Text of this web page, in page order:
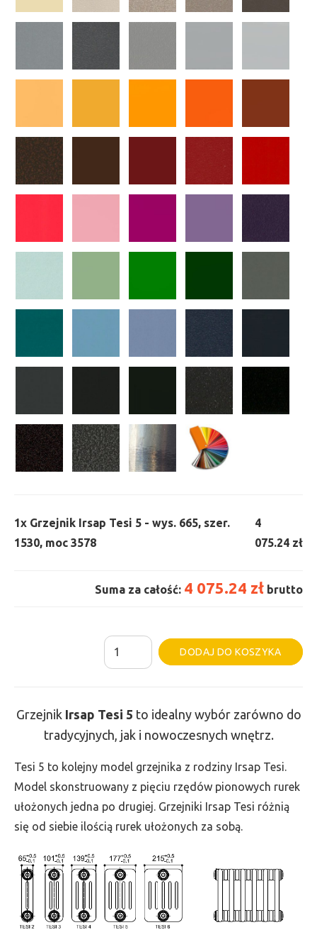
1x Grzejnik Irsap Tesi 5 - wys. 665, szer.
1530, moc 3578
4
075.24 zł
Suma za całość: 4 075.24 zł brutto
ilość
Grzejnik
-
wys.
665,
szer.
1530,
3578
DODAJ DO KOSZYKA
Grzejnik Irsap Tesi 5 to idealny wybór zarówno do
tradycyjnych, jak i nowoczesnych wnętrz.
Tesi 5 to kolejny model grzejnika z rodziny Irsap Tesi.
Model skonstruowany z pięciu rzędów pionowych rurek
ułożonych jedna po drugiej. Grzejniki Irsap Tesi różnią
się od siebie ilością rurek ułożonych za sobą.